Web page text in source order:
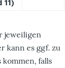
11)
jeweiligen
kann es ggf. zu
falls